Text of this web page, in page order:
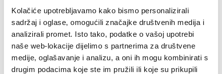
Kolačiće upotrebljavamo kako bismo personalizirali
sadržaj i oglase, omogućili značajke društvenih medija i
analizirali promet. Isto tako, podatke o vašoj upotrebi
naše web-lokacije dijelimo s partnerima za društvene
medije, oglašavanje i analizu, a oni ih mogu kombinirati s
drugim podacima koje ste im pružili ili koje su prikupili
do 5.000 km
od 5.000 km
Pretežno područje korištenja/lokacije vozila (npr.
Zagrebačka županija i jednom mjesečno put u Sloveniju):